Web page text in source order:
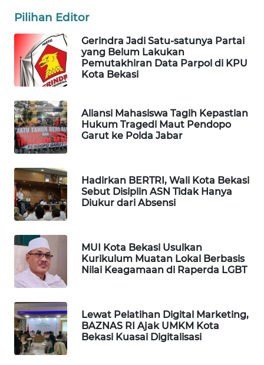
Pilihan Editor
Gerindra Jadi Satu-satunya Partai
yang Belum Lakukan
Pemutakhiran Data Parpol di KPU
Kota Bekasi
Aliansi Mahasiswa Tagih Kepastian
Hukum Tragedi Maut Pendopo
Garut ke Polda Jabar
Hadirkan BERTRI, Wali Kota Bekasi
Sebut Disiplin ASN Tidak Hanya
Diukur dari Absensi
MUI Kota Bekasi Usulkan
Kurikulum Muatan Lokal Berbasis
Nilai Keagamaan di Raperda LGBT
Lewat Pelatihan Digital Marketing,
BAZNAS RI Ajak UMKM Kota
Bekasi Kuasai Digitalisasi
KONSUMEN
FORWAMKI
ALPERKLINAS
FORJASIDA
NEWS
SITUNGIR
NEWS
SIDIKALANG
NEWS
NEWS
METRO
SIANTAR